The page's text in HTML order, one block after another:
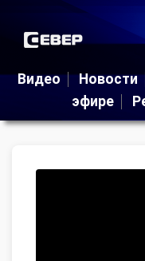
Видео Новости
эфире